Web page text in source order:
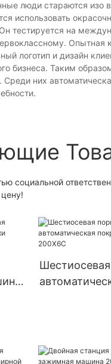
люди стараются изо
использовать
тестируется на
логотип и дизайн
бизнеса. Таким
Среди них
социальной